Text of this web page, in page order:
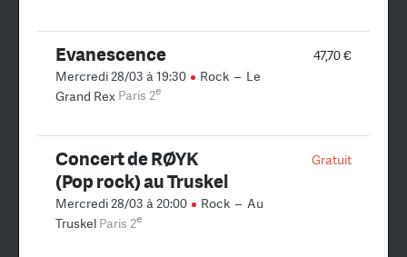
47,70 €
Evanescence
Mercredi 28/03 à 19:30 Rock – Le
Grand Rex Paris 2e
Gratuit
Concert de RØYK
(Pop rock) au Truskel
Mercredi 28/03 à 20:00 Rock – Au
Truskel Paris 2e